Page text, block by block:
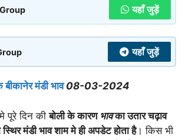
यहाँ जुड़ें
यहाँ जुड़ें
मंडी भाव 08-03-2024
मे पूरे दिन कीबोली के कारण भावका उतार चढ़ाव
मंडी भाव शाम मे ही अपडेट होता है। किस भी